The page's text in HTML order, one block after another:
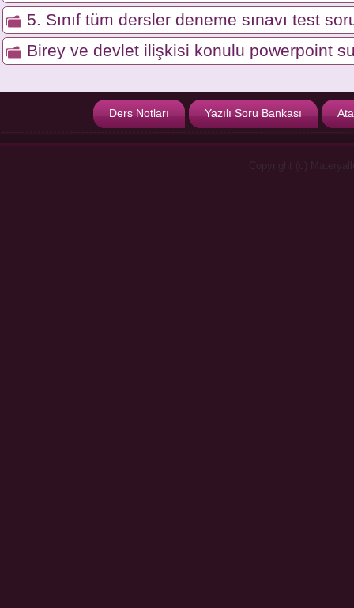
5. Sınıf tüm dersler deneme sınavı test
Birey ve devlet ilişkisi konulu powerpoint
Ders Notları Yazılı Soru Bankası